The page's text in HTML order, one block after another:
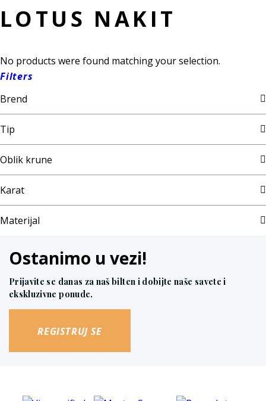
LOTUS NAKIT
No products were found matching your selection.
Filters
Brend
Tip
Oblik krune
Karat
Materijal
Ostanimo u vezi!
Prijavite se danas za naš bilten i dobijte naše savete i
ekskluzivne ponude.
REGISTRUJ SE